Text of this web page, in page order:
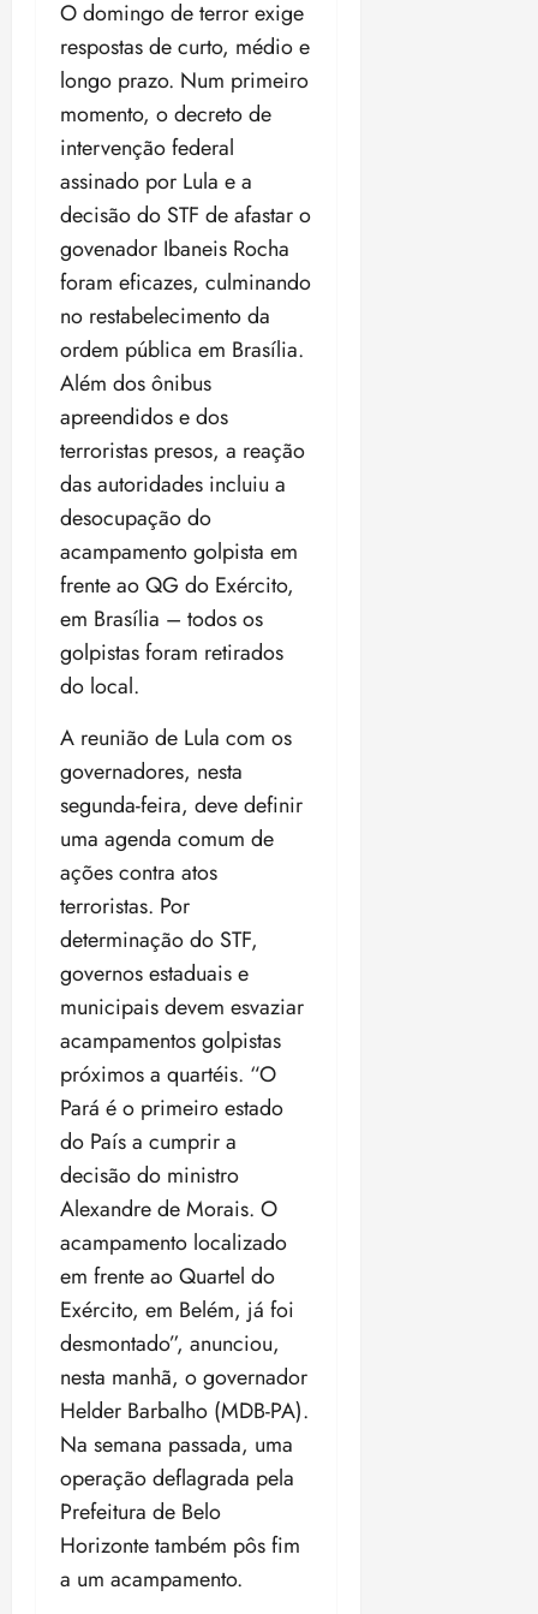
O domingo de terror exige
respostas de curto, médio e
longo prazo. Num primeiro
momento, o decreto de
intervenção federal
assinado por Lula e a
decisão do STF de afastar o
govenador Ibaneis Rocha
foram eficazes, culminando
no restabelecimento da
ordem pública em Brasília.
Além dos ônibus
apreendidos e dos
terroristas presos, a reação
das autoridades incluiu a
desocupação do
acampamento golpista em
frente ao QG do Exército,
em Brasília – todos os
golpistas foram retirados
do local.
A reunião de Lula com os
governadores, nesta
segunda-feira, deve definir
uma agenda comum de
ações contra atos
terroristas. Por
determinação do STF,
governos estaduais e
municipais devem esvaziar
acampamentos golpistas
próximos a quartéis. “O
Pará é o primeiro estado
do País a cumprir a
decisão do ministro
Alexandre de Morais. O
acampamento localizado
em frente ao Quartel do
Exército, em Belém, já foi
desmontado”, anunciou,
nesta manhã, o governador
Helder Barbalho (MDB-PA).
Na semana passada, uma
operação deflagrada pela
Prefeitura de Belo
Horizonte também pôs fim
a um acampamento.